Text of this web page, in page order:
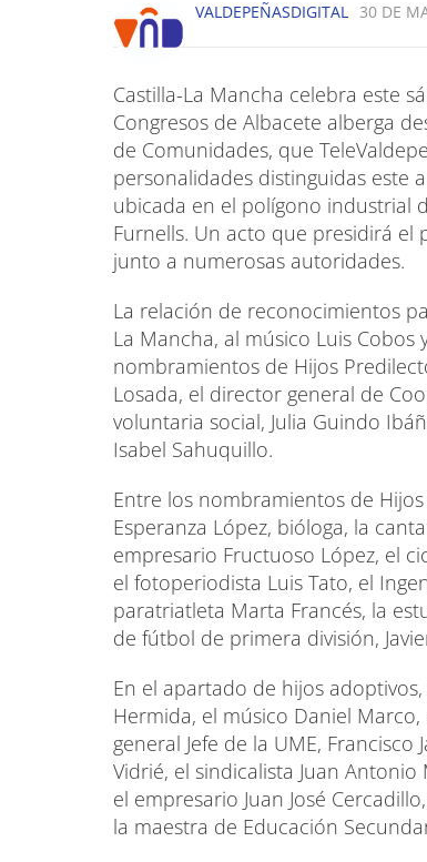
VALDEPEÑASDIGITAL 30 DE
Castilla-La Mancha celebra este
Congresos de Albacete alberga
de Comunidades, que
personalidades distinguidas este
ubicada en el polígono industrial
Furnells. Un acto que presidirá el
junto a numerosas autoridades.
La relación de reconocimientos
La Mancha, al músico Luis
nombramientos de Hijos
Losada, el director general de
voluntaria social, Julia Guindo
Isabel Sahuquillo.
Entre los nombramientos de
Esperanza López, bióloga, la
empresario Fructuoso López, el
el fotoperiodista Luis Tato, el
paratriatleta Marta Francés, la
de fútbol de primera división,
En el apartado de hijos
Hermida, el músico Daniel
general Jefe de la UME,
Vidrié, el sindicalista Juan
el empresario Juan José
la maestra de Educación